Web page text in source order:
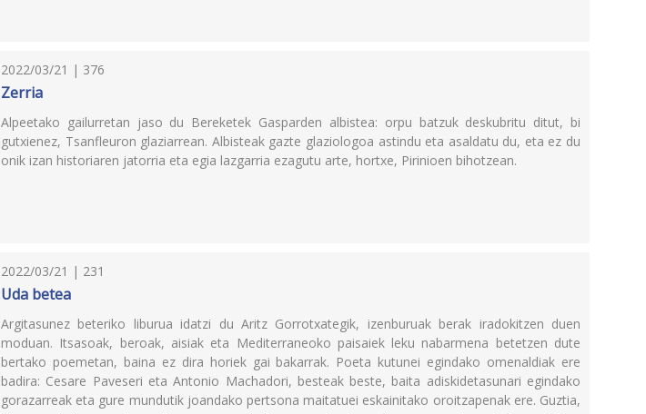
2022/03/21 | 376
Zerria
Alpeetako gailurretan jaso du Bereketek Gasparden albistea: orpu batzuk deskubritu ditut, bi
gutxienez, Tsanfleuron glaziarrean. Albisteak gazte glaziologoa astindu eta asaldatu du, eta ez du
onik izan historiaren jatorria eta egia lazgarria ezagutu arte, hortxe, Pirinioen bihotzean.
2022/03/21 | 231
Uda betea
Argitasunez beteriko liburua idatzi du Aritz Gorrotxategik, izenburuak berak iradokitzen duen
moduan. Itsasoak, beroak, aisiak eta Mediterraneoko paisaiek leku nabarmena betetzen dute
bertako poemetan, baina ez dira horiek gai bakarrak. Poeta kutunei egindako omenaldiak ere
badira: Cesare Paveseri eta Antonio Machadori, besteak beste, baita adiskidetasunari egindako
gorazarreak eta gure mundutik joandako pertsona maitatuei eskainitako oroitzapenak ere. Guztia,